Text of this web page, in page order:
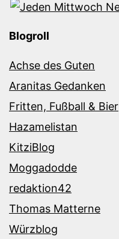
Blogroll
Achse des Guten
Aranitas Gedanken
Fritten, Fußball & Bier
Hazamelistan
KitziBlog
Moggadodde
redaktion42
Thomas Matterne
Würzblog